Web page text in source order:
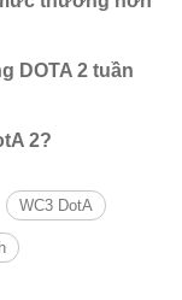
DOTA 2 tuần
2?
WC3 DotA